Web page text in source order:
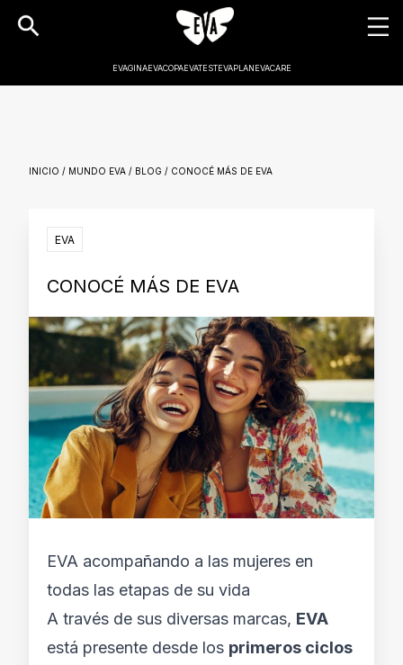
EVAGINAEVACOPAEVATESTEVAPLANEVACARE
INICIO / MUNDO EVA / BLOG / CONOCÉ MÁS DE EVA
EVA
CONOCÉ MÁS DE EVA
EVA acompañando a las mujeres en
todas las etapas de su vida
A través de sus diversas marcas, EVA
está presente desde los primeros ciclos